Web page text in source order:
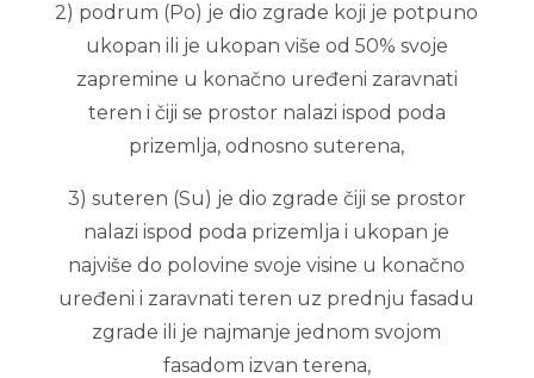
2) podrum (Po) je dio zgrade koji je potpuno
ukopan ili je ukopan više od 50% svoje
zapremine u konačno uređeni zaravnati
teren i čiji se prostor nalazi ispod poda
prizemlja, odnosno suterena,
3) suteren (Su) je dio zgrade čiji se prostor
nalazi ispod poda prizemlja i ukopan je
najviše do polovine svoje visine u konačno
uređeni i zaravnati teren uz prednju fasadu
zgrade ili je najmanje jednom svojom
fasadom izvan terena,